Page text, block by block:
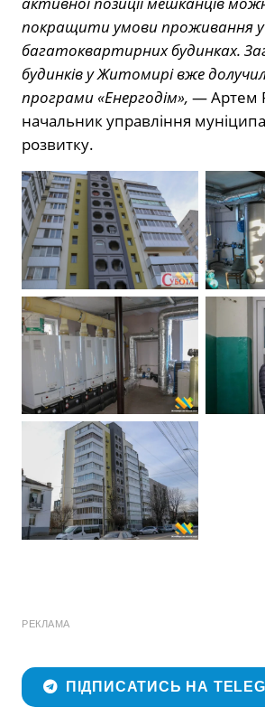
покращити умови проживання у
багатоквартирних будинках.
будинків у Житомирі вже
програми «Енергодім», — Артем
начальник управління
розвитку.
РЕКЛАМА
ПІДПИСАТИСЬ НА